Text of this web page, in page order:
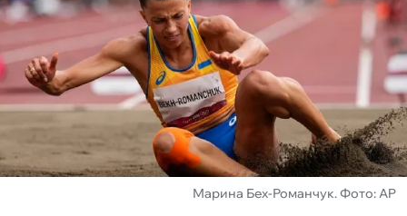
ФУТЗАЛ
ІНШІ
БУКМЕКЕРИ
Марина Бех-Романчук. Фото: AP